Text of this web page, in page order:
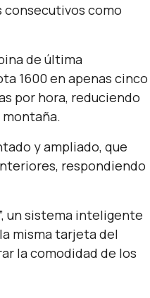
consecutivos como
de última
1600 en apenas cinco
por hora, reduciendo
y ampliado, que
respondiendo
un sistema inteligente
misma tarjeta del
la comodidad de los